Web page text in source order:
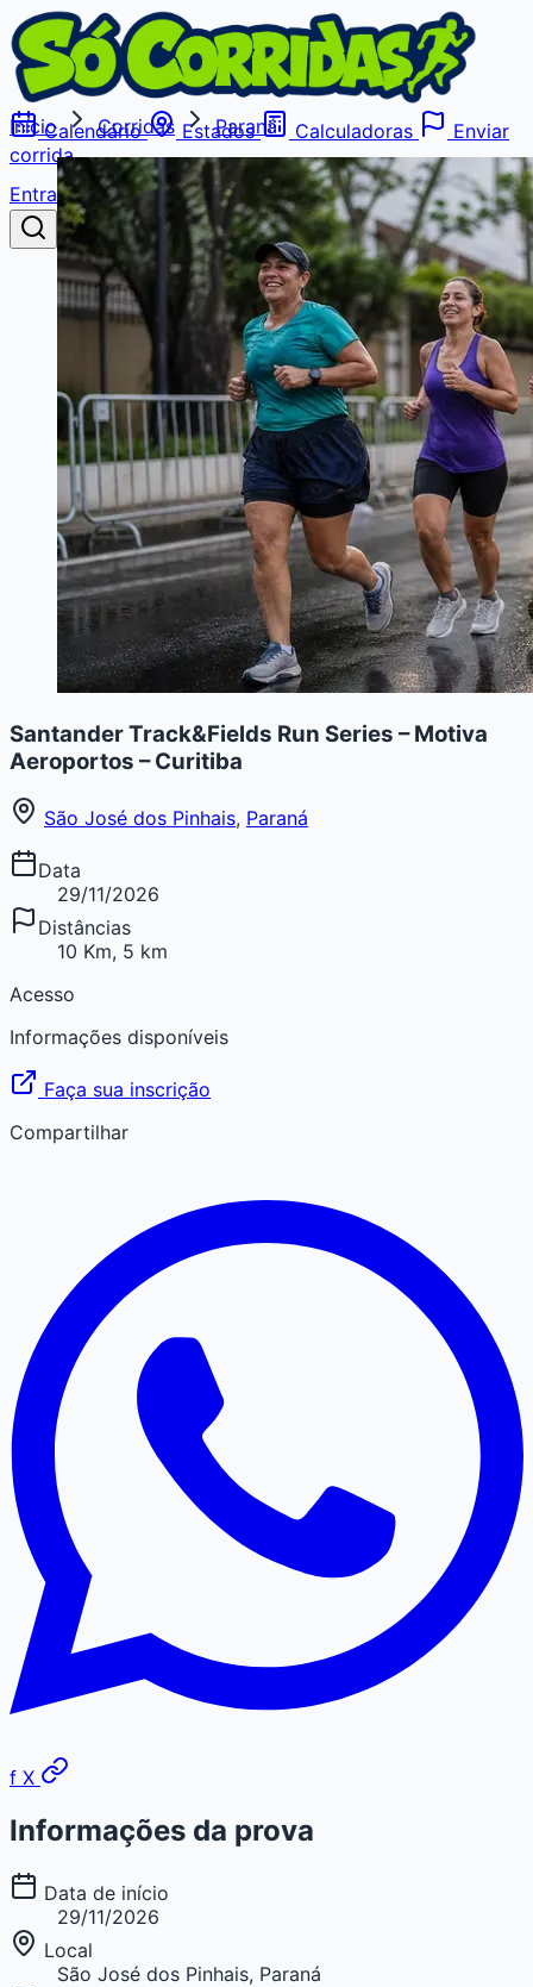
Calendário Estados Calculadoras
Enviar
corrida
Entrar
Buscar
Início Corridas Paraná
Santander Track&Fields Run Series – Motiva
Aeroportos – Curitiba
São José dos Pinhais, Paraná
Data
29/11/2026
Distâncias
10 Km, 5 km
Acesso
Informações disponíveis
Faça sua inscrição
Compartilhar
f X
Informações da prova
Data de início
29/11/2026
Local
São José dos Pinhais, Paraná